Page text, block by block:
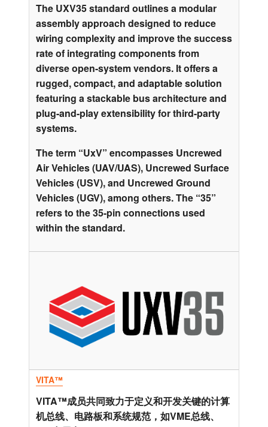
The UXV35 standard outlines a modular
assembly approach designed to reduce
wiring complexity and improve the success
rate of integrating components from
diverse open-system vendors. It offers a
rugged, compact, and adaptable solution
featuring a stackable bus architecture and
plug-and-play extensibility for third-party
systems.
The term “UxV” encompasses Uncrewed
Air Vehicles (UAV/UAS), Uncrewed Surface
Vehicles (USV), and Uncrewed Ground
Vehicles (UGV), among others. The “35”
refers to the 35-pin connections used
within the standard.
VITA™
VITA™成员共同致力于定义和开发关键的计算
机总线、电路板和系统规范，如VME总线、